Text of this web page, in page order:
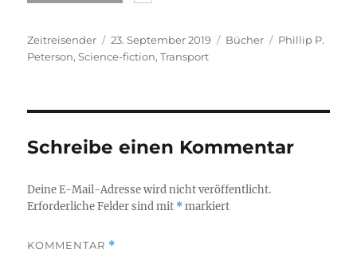
Autor
Zeitreisender
Veröffentlicht
am
23. September 2019 Kategorien
Bücher Schlagwörter
Phillip P.
Peterson,Science-fiction,Transport
Schreibe einen Kommentar
Deine E-Mail-Adresse wird nicht veröffentlicht.
Erforderliche Felder sind mit *markiert
KOMMENTAR *